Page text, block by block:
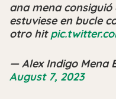
ana mena
estuviese en bucle
otro hit
— Alex Indigo Mena
August 7, 2023